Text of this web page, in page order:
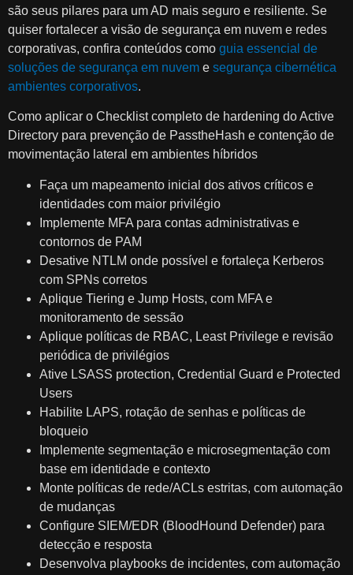
são seus pilares para um AD mais seguro e resiliente. Se
quiser fortalecer a visão de segurança em nuvem e redes
corporativas, confira conteúdos como guia essencial de
soluções de segurança em nuvem e segurança cibernética
ambientes corporativos.
Como aplicar o Checklist completo de hardening do Active
Directory para prevenção de PasstheHash e contenção de
movimentação lateral em ambientes híbridos
Faça um mapeamento inicial dos ativos críticos e
identidades com maior privilégio
Implemente MFA para contas administrativas e
contornos de PAM
Desative NTLM onde possível e fortaleça Kerberos
com SPNs corretos
Aplique Tiering e Jump Hosts, com MFA e
monitoramento de sessão
Aplique políticas de RBAC, Least Privilege e revisão
periódica de privilégios
Ative LSASS protection, Credential Guard e Protected
Users
Habilite LAPS, rotação de senhas e políticas de
bloqueio
Implemente segmentação e microsegmentação com
base em identidade e contexto
Monte políticas de rede/ACLs estritas, com automação
de mudanças
Configure SIEM/EDR (BloodHound Defender) para
detecção e resposta
Desenvolva playbooks de incidentes, com automação